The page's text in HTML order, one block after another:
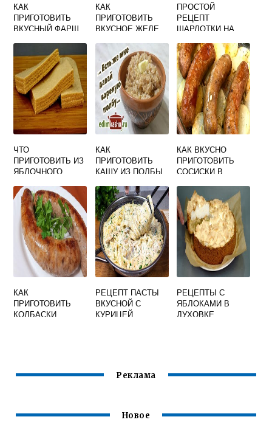
КАК
ПРИГОТОВИТЬ
ВКУСНЫЙ ФАРШ
ИЗ СВИНИНЫ
КАК
ПРИГОТОВИТЬ
ВКУСНОЕ ЖЕЛЕ
ПРОСТОЙ
РЕЦЕПТ
ШАРЛОТКИ НА
ЯБЛОКАМИ В
ДУХОВКЕ И
ВКУСНЫЙ
ЧТО
ПРИГОТОВИТЬ ИЗ
ЯБЛОЧНОГО
В ДОМАШНИХ
УСЛОВИЯХ
БЫСТРО И
ВКУСНО
КАК
ПРИГОТОВИТЬ
КАШУ ИЗ ПОЛБЫ
КАК ВКУСНО
ПРИГОТОВИТЬ
СОСИСКИ В
КАК
ПРИГОТОВИТЬ
КОЛБАСКИ
РЕЦЕПТ ПАСТЫ
ВКУСНОЙ С
КУРИЦЕЙ
РЕЦЕПТЫ С
ЯБЛОКАМИ В
ДУХОВКЕ
Реклама
Новое